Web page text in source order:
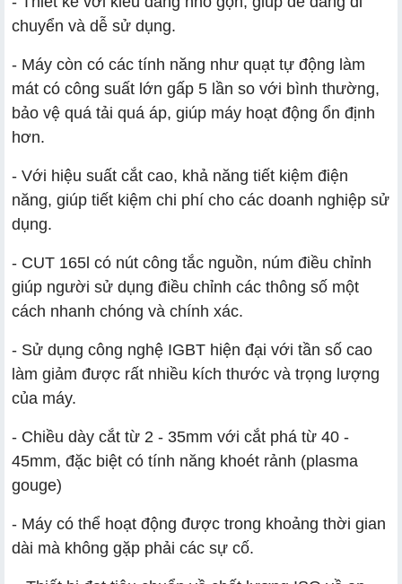
chuyển và dễ sử dụng.
- Máy còn có các tính năng như quạt tự động làm
mát có công suất lớn gấp 5 lần so với bình thường,
bảo vệ quá tải quá áp, giúp máy hoạt động ổn định
hơn.
- Với hiệu suất cắt cao, khả năng tiết kiệm điện
năng, giúp tiết kiệm chi phí cho các doanh nghiệp sử
dụng.
- CUT 165l có nút công tắc nguồn, núm điều chỉnh
giúp người sử dụng điều chỉnh các thông số một
cách nhanh chóng và chính xác.
- Sử dụng công nghệ IGBT hiện đại với tần số cao
làm giảm được rất nhiều kích thước và trọng lượng
của máy.
- Chiều dày cắt từ 2 - 35mm với cắt phá từ 40 -
45mm, đặc biệt có tính năng khoét rảnh (plasma
gouge)
- Máy có thể hoạt động được trong khoảng thời gian
dài mà không gặp phải các sự cố.